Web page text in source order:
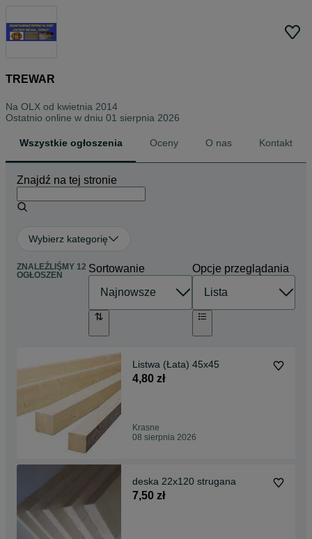
TREWAR
Na OLX od kwietnia 2014
Ostatnio online w dniu 01 sierpnia 2026
Wszystkie ogłoszenia Oceny O nas Kontakt
Znajdź na tej stronie
Wybierz kategorię
ZNALEŹLIŚMY 12
OGŁOSZEŃ
Sortowanie Opcje przeglądania
Listwa (Łata) 45x45
4,80 zł
Krasne
08 sierpnia 2026
deska 22x120 strugana
7,50 zł